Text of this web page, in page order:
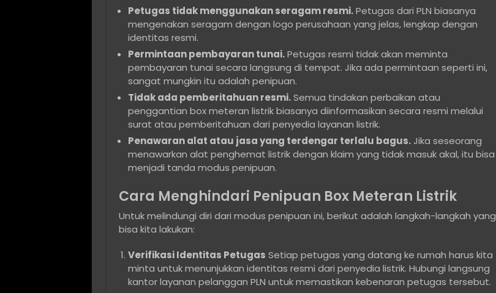
Petugas tidak menggunakan seragam resmi.Petugas dari PLN biasanya
mengenakan seragam dengan logo perusahaan yang jelas, lengkap dengan
identitas resmi.
Permintaan pembayaran tunai.Petugas resmi tidak akan meminta
pembayaran tunai secara langsung di tempat. Jika ada permintaan seperti ini,
sangat mungkin itu adalah penipuan.
Tidak ada pemberitahuan resmi.Semua tindakan perbaikan atau
penggantian box meteran listrik biasanya diinformasikan secara resmi melalui
surat atau pemberitahuan dari penyedia layanan listrik.
Penawaran alat atau jasa yang terdengar terlalu bagus.Jika seseorang
menawarkan alat penghemat listrik dengan klaim yang tidak masuk akal, itu bisa
menjadi tanda modus penipuan.
Cara Menghindari Penipuan Box Meteran Listrik
Untuk melindungi diri dari modus penipuan ini, berikut adalah langkah-langkah yang
bisa kita lakukan:
Verifikasi Identitas Petugas Setiap petugas yang datang ke rumah harus kita
minta untuk menunjukkan identitas resmi dari penyedia listrik. Hubungi langsung
kantor layanan pelanggan PLN untuk memastikan kebenaran petugas tersebut.